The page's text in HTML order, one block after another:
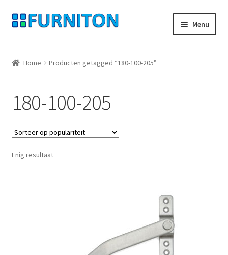
Ga
door
navigatie
Ga
naar
inhoud
Menu
Gegevensbescherming
Herroepingsrecht
Neem contact op met
Home Producten getagged “180-100-205”
180-100-205
Enig resultaat